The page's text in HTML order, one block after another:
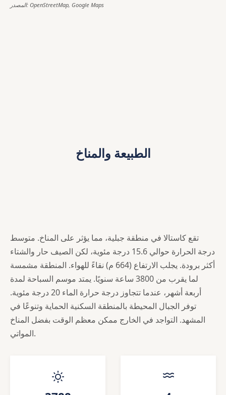
المصدر: OpenStreetMap, Google Maps
الطبيعة والمناخ
تقع كاستالا في منطقة جبلية، مما يؤثر على المناخ. متوسط
درجة الحرارة حوالي 15.6 درجة مئوية، لكن الصيف حار والشتاء
أكثر برودة. يجلب الارتفاع (664 م) نقاءً للهواء. المنطقة مشمسة
لما يقرب من 3800 ساعة سنويًا. يمتد موسم السباحة لمدة
أربعة أشهر، عندما تتجاوز درجة حرارة الماء 20 درجة مئوية.
توفر الجبال المحيطة بالمنطقة السكنية الحماية وتنوعًا في
المشهد. التواجد في الخارج ممكن معظم الوقت بفضل المناخ
المواتي.